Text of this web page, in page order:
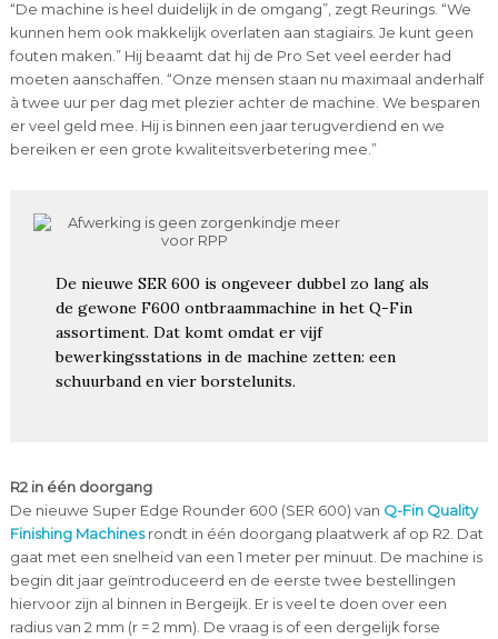
“De machine is heel duidelijk in de omgang”, zegt Reurings. “We
kunnen hem ook makkelijk overlaten aan stagiairs. Je kunt geen
fouten maken.” Hij beaamt dat hij de Pro Set veel eerder had
moeten aanschaffen. “Onze mensen staan nu maximaal anderhalf
à twee uur per dag met plezier achter de machine. We besparen
er veel geld mee. Hij is binnen een jaar terugverdiend en we
bereiken er een grote kwaliteitsverbetering mee.”
De nieuwe SER 600 is ongeveer dubbel zo lang als
de gewone F600 ontbraammachine in het Q-Fin
assortiment. Dat komt omdat er vijf
bewerkingsstations in de machine zetten: een
schuurband en vier borstelunits.
R2 in één doorgang
De nieuwe Super Edge Rounder 600 (SER 600) van Q-Fin Quality
Finishing Machinesrondt in één doorgang plaatwerk af op R2. Dat
gaat met een snelheid van een 1 meter per minuut. De machine is
begin dit jaar geïntroduceerd en de eerste twee bestellingen
hiervoor zijn al binnen in Bergeijk. Er is veel te doen over een
radius van 2 mm (r = 2 mm). De vraag is of een dergelijk forse